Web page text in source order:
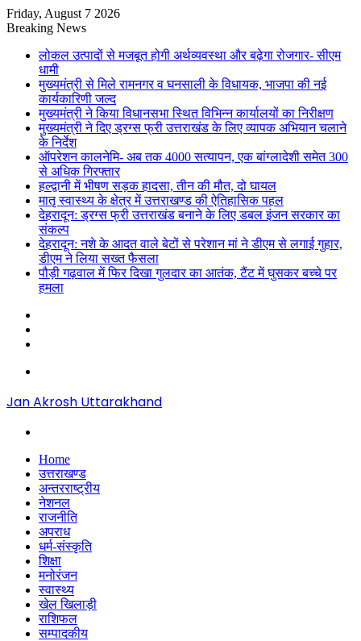
Friday, August 7 2026
Breaking News
लोकल उत्पादों से मजबूत होगी अर्थव्यवस्था और बढ़ेगा रोजगार- सीएम
धामी
मुख्यमंत्री से मिले रामनगर व घनसाली के विधायक, भाजपा की नई
कार्यकारिणी जल्द
मुख्यमंत्री ने किया विधानसभा स्थित विभिन्न कार्यालयों का निरीक्षण
मुख्यमंत्री ने दिए ड्रग्स फ्री उत्तराखंड के लिए व्यापक अभियान चलाने
के निर्देश
ऑपरेशन कालनेमि- अब तक 4000 सत्यापन, एक बांग्लादेशी समेत 300
से अधिक गिरफ्तार
हल्द्वानी में भीषण सड़क हादसा, तीन की मौत, दो घायल
मातृ स्वास्थ्य के क्षेत्र में उत्तराखण्ड की ऐतिहासिक पहल
देहरादून: ड्रग्स फ्री उत्तराखंड बनाने के लिए डबल इंजन सरकार का
संकल्प
देहरादून: नशे के आदत वाले बेटों से परेशान मां ने डीएम से लगाई गुहार,
डीएम ने लिया सख्त फैसला
पौड़ी गढ़वाल में फिर दिखा गुलदार का आतंक, टैंट में घुसकर बच्चे पर
हमला
Jan Akrosh Uttarakhand
Home
उत्तराखण्ड
अन्तरराष्ट्रीय
नेशनल
राजनीति
अपराध
धर्म-संस्कृति
शिक्षा
मनोरंजन
स्वास्थ्य
खेल खिलाड़ी
राशिफल
सम्पादकीय